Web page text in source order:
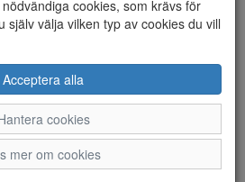
cookies, som krävs för
själv välja vilken typ av cookies du vill
Acceptera alla
cookies
mer om cookies